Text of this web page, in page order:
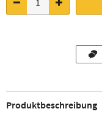
Produkt­beschreibung